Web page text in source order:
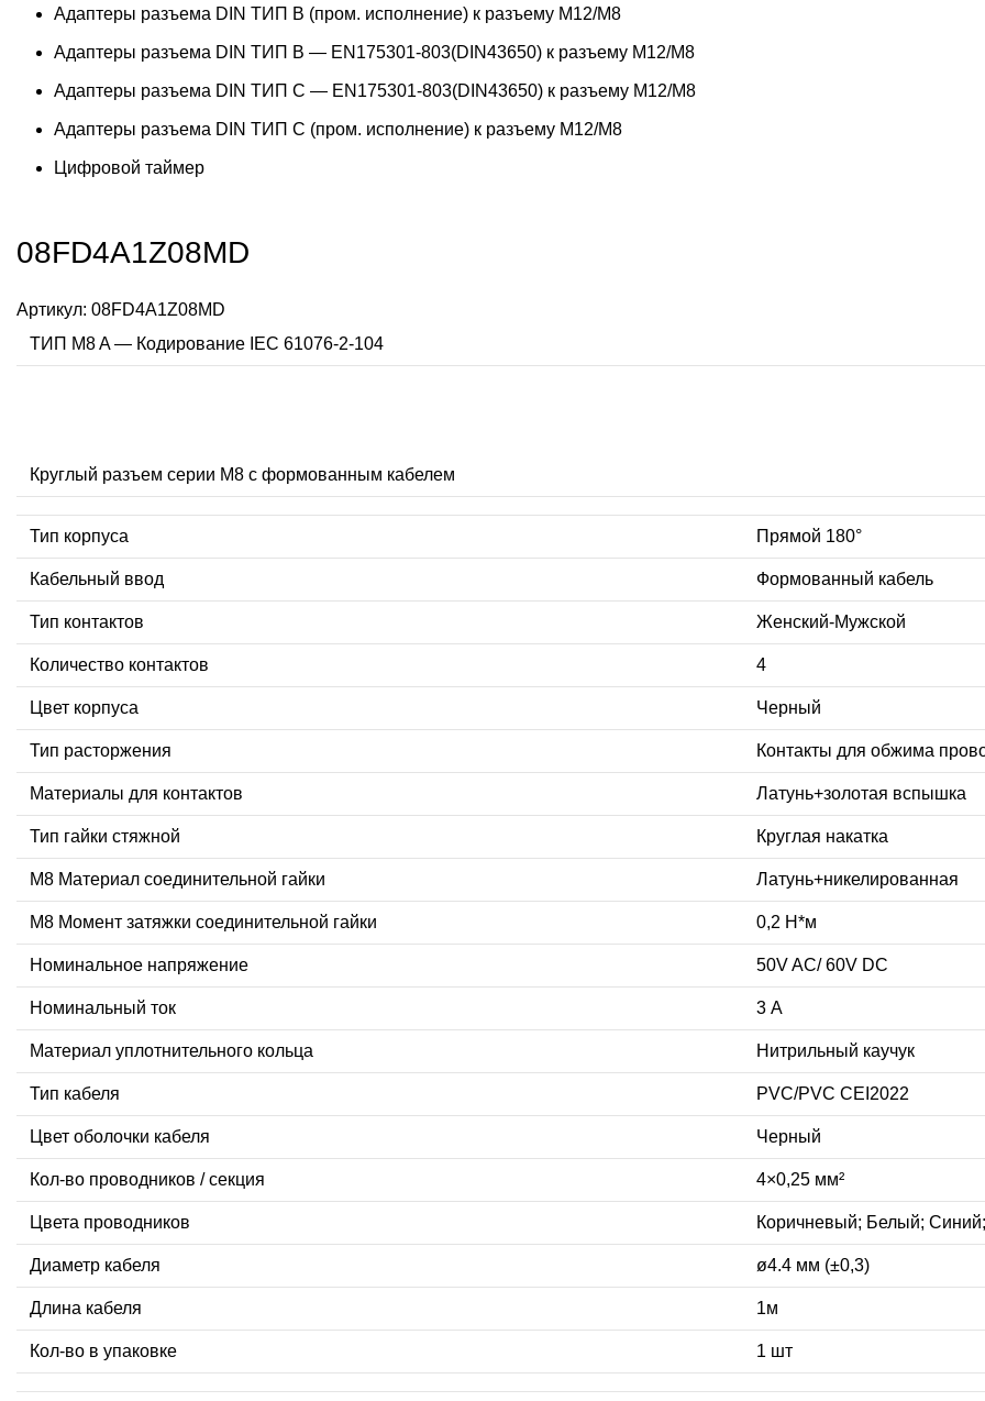
Адаптеры разъема DIN ТИП B (пром. исполнение) к разъему M12/M8
Адаптеры разъема DIN ТИП B — EN175301-803(DIN43650) к разъему M12/M8
Адаптеры разъема DIN ТИП C — EN175301-803(DIN43650) к разъему M12/M8
Адаптеры разъема DIN ТИП C (пром. исполнение) к разъему M12/M8
Цифровой таймер
08FD4A1Z08MD
Артикул: 08FD4A1Z08MD
ТИП M8 A — Кодирование IEC 61076-2-104
Круглый разъем серии M8 с формованным кабелем
Тип корпуса Прямой 180°
Кабельный ввод Формованный кабель
Тип контактов Женский-Мужской
Количество контактов 4
Цвет корпуса Черный
Тип расторжения Контакты для обжима
Материалы для контактов Латунь+золотая вспышка
Тип гайки стяжной Круглая накатка
М8 Материал соединительной гайки Латунь+никелированная
M8 Момент затяжки соединительной гайки 0,2 Н*м
Номинальное напряжение 50V AC/ 60V DC
Номинальный ток 3 А
Материал уплотнительного кольца Нитрильный каучук
Тип кабеля PVC/PVC CEI2022
Цвет оболочки кабеля Черный
Кол-во проводников / секция 4×0,25 мм²
Цвета проводников Коричневый; Белый;
Диаметр кабеля ø4.4 мм (±0,3)
Длина кабеля 1м
Кол-во в упаковке 1 шт